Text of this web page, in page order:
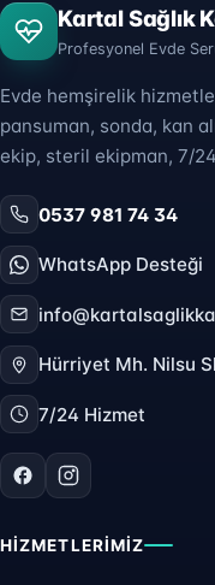
Kartal Sağlık
Profesyonel Evde
Evde hemşirelik
pansuman, sonda, kan
ekip, steril ekipman, 7/
0537 981 74 34
WhatsApp Desteği
Hürriyet Mh. Nilsu
7/24 Hizmet
HIZMETLERIMIZ